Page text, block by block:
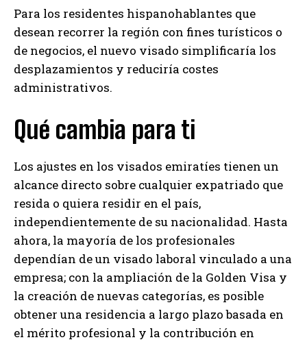
Para los residentes hispanohablantes que
desean recorrer la región con fines turísticos o
de negocios, el nuevo visado simplificaría los
desplazamientos y reduciría costes
administrativos.
Qué cambia para ti
Los ajustes en los visados emiratíes tienen un
alcance directo sobre cualquier expatriado que
resida o quiera residir en el país,
independientemente de su nacionalidad. Hasta
ahora, la mayoría de los profesionales
dependían de un visado laboral vinculado a una
empresa; con la ampliación de la Golden Visa y
la creación de nuevas categorías, es posible
obtener una residencia a largo plazo basada en
el mérito profesional y la contribución en